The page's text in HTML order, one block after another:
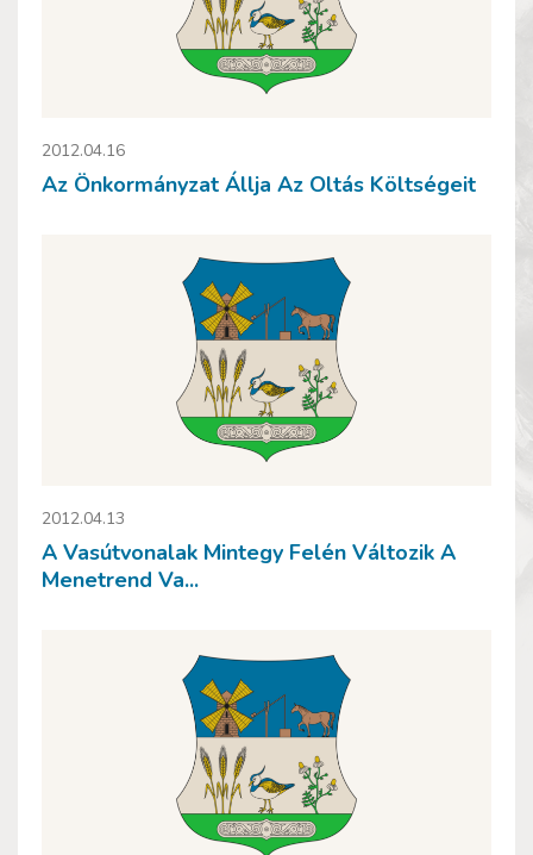
2012.04.16
Az Önkormányzat Állja Az Oltás Költségeit
2012.04.13
A Vasútvonalak Mintegy Felén Változik A
Menetrend Va...